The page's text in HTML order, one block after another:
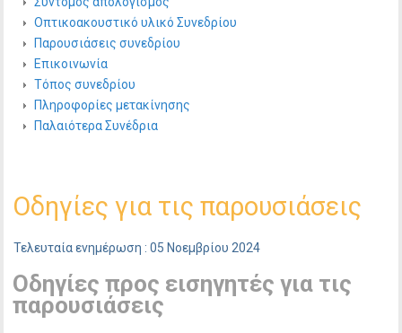
Οπτικοακουστικό υλικό Συνεδρίου
Παρουσιάσεις συνεδρίου
Επικοινωνία
Τόπος συνεδρίου
Πληροφορίες μετακίνησης
Παλαιότερα Συνέδρια
Οδηγίες για τις παρουσιάσεις
Τελευταία ενημέρωση : 05 Νοεμβρίου 2024
Οδηγίες προς εισηγητές για τις
παρουσιάσεις